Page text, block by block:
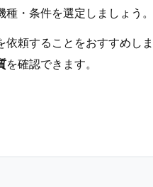
・条件を選定しましょう。
頼することをおすすめし
を確認できます。